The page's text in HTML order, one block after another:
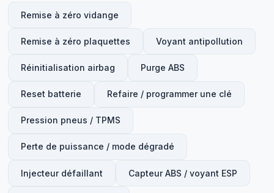
Remise à zéro vidange
Remise à zéro plaquettes Voyant antipollution
Réinitialisation airbag Purge ABS
Reset batterie Refaire / programmer une clé
Pression pneus / TPMS
Perte de puissance / mode dégradé
Injecteur défaillant Capteur ABS / voyant ESP